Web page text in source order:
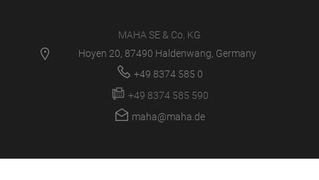
MAHA SE & Co. KG
Hoyen 20, 87490 Haldenwang, Germany
+49 8374 585 0
+49 8374 585 590
maha@maha.de